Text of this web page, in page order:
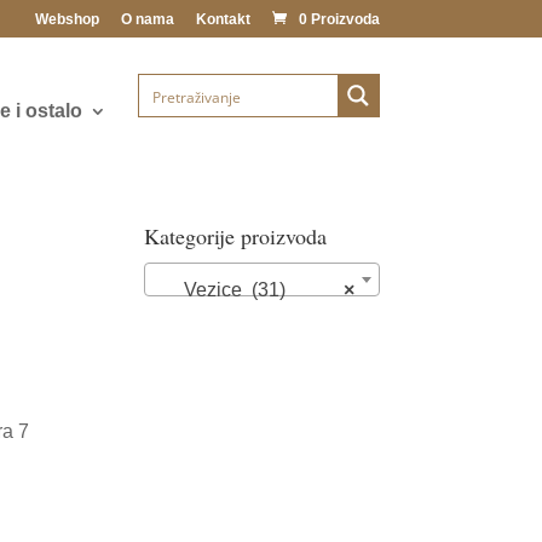
Webshop O nama Kontakt 0 Proizvoda
i ostalo
7
Kategorije proizvoda
×
Vezice (31)